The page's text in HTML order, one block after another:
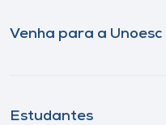
Venha para a Unoesc
Estudantes